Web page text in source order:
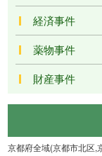
経済事件
薬物事件
財産事件
京都府全域(京都市北区,